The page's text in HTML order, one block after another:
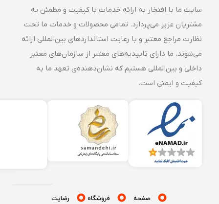
سایت ما با افتخار به ارائه خدمات با کیفیت و مطمئن به
مشتریان عزیز می‌پردازد. تمامی محصولات و خدمات ما تحت
نظارت مراجع معتبر و با رعایت استانداردهای بین‌المللی ارائه
می‌شوند. ما دارای تاییدیه‌های معتبر از سازمان‌های معتبر
داخلی و بین‌المللی هستیم که نشان‌دهنده‌ی تعهد ما به
کیفیت و ایمنی است.
صفحه
فروشگاه
رضایت